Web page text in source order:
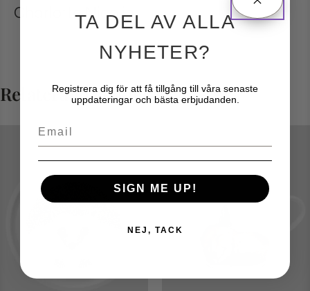
Charlotte Nicolin
Relaterade produkter
TA DEL AV ALLA
NYHETER?
Registrera dig för att få tillgång till våra senaste
uppdateringar och bästa erbjudanden.
Email
SIGN ME UP!
NEJ, TACK